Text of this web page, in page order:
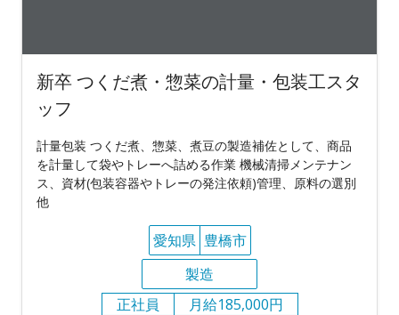
新卒 つくだ煮・惣菜の計量・包装工スタ
ッフ
計量包装 つくだ煮、惣菜、煮豆の製造補佐として、商品
を計量して袋やトレーへ詰める作業 機械清掃メンテナン
ス、資材(包装容器やトレーの発注依頼)管理、原料の選別
他
愛知県 豊橋市
製造
正社員
月給185,000円